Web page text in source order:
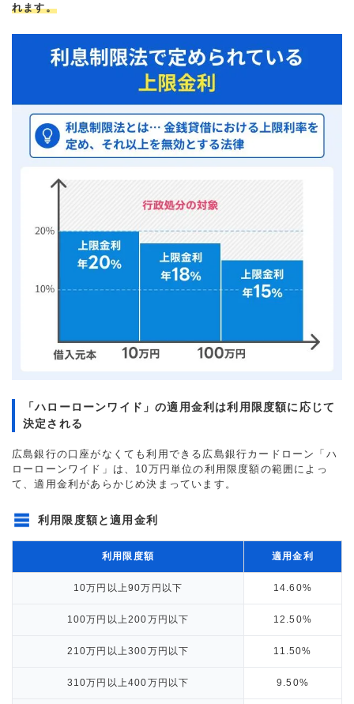
れます。
「ハローローンワイド」の適用金利は利用限度額に応じて
決定される
広島銀行の口座がなくても利用できる広島銀行カードローン「ハ
ローローンワイド」は、10万円単位の利用限度額の範囲によっ
て、適用金利があらかじめ決まっています。
利用限度額と適用金利
利用限度額 適用金利
10万円以上90万円以下 14.60%
100万円以上200万円以下 12.50%
210万円以上300万円以下 11.50%
310万円以上400万円以下 9.50%